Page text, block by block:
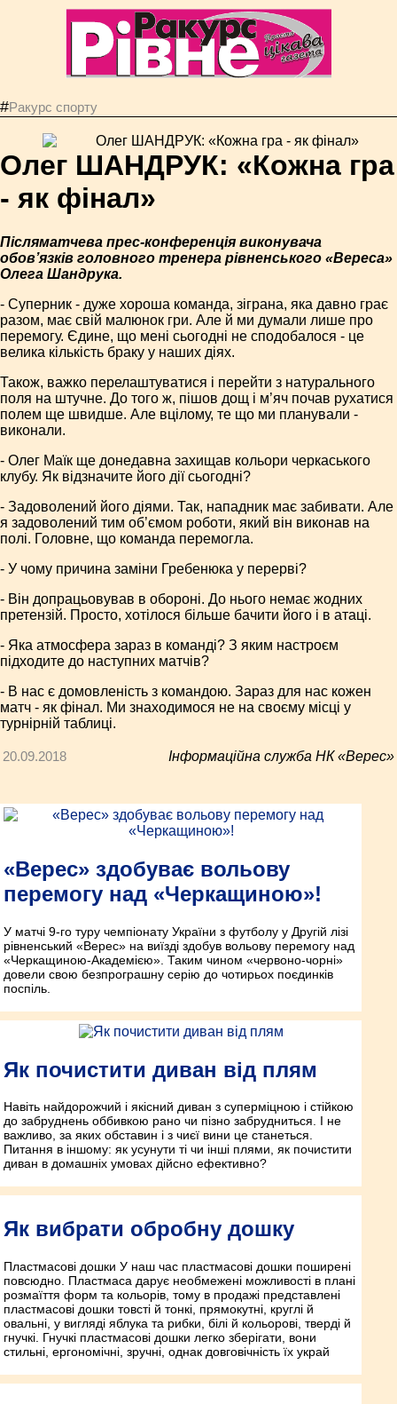
#Ракурс спорту
Олег ШАНДРУК: «Кожна гра
- як фінал»
Післяматчева прес-конференція виконувача
обов’язків головного тренера рівненського «Вереса»
Олега Шандрука.
- Суперник - дуже хороша команда, зіграна, яка давно грає
разом, має свій малюнок гри. Але й ми думали лише про
перемогу. Єдине, що мені сьогодні не сподобалося - це
велика кількість браку у наших діях.
Також, важко перелаштуватися і перейти з натурального
поля на штучне. До того ж, пішов дощ і м’яч почав рухатися
полем ще швидше. Але вцілому, те що ми планували -
виконали.
- Олег Маїк ще донедавна захищав кольори черкаського
клубу. Як відзначите його дії сьогодні?
- Задоволений його діями. Так, нападник має забивати. Але
я задоволений тим об’ємом роботи, який він виконав на
полі. Головне, що команда перемогла.
- У чому причина заміни Гребенюка у перерві?
- Він допрацьовував в обороні. До нього немає жодних
претензій. Просто, хотілося більше бачити його і в атаці.
- Яка атмосфера зараз в команді? З яким настроєм
підходите до наступних матчів?
- В нас є домовленість з командою. Зараз для нас кожен
матч - як фінал. Ми знаходимося не на своєму місці у
турнірній таблиці.
20.09.2018 Інформаційна служба НК «Верес»
«Верес» здобуває вольову
перемогу над «Черкащиною»!
У матчі 9-го туру чемпіонату України з футболу у Другій лізі
рівненський «Верес» на виїзді здобув вольову перемогу над
«Черкащиною-Академією». Таким чином «червоно-чорні»
довели свою безпрограшну серію до чотирьох поєдинків
поспіль.
Як почистити диван від плям
Навіть найдорожчий і якісний диван з суперміцною і стійкою
до забруднень оббивкою рано чи пізно забрудниться. І не
важливо, за яких обставин і з чиєї вини це станеться.
Питання в іншому: як усунути ті чи інші плями, як почистити
диван в домашніх умовах дійсно ефективно?
Як вибрати обробну дошку
Пластмасові дошки У наш час пластмасові дошки поширені
повсюдно. Пластмаса дарує необмежені можливості в плані
розмаїття форм та кольорів, тому в продажі представлені
пластмасові дошки товсті й тонкі, прямокутні, круглі й
овальні, у вигляді яблука та рибки, білі й кольорові, тверді й
гнучкі. Гнучкі пластмасові дошки легко зберігати, вони
стильні, ергономічні, зручні, однак довговічність їх украй